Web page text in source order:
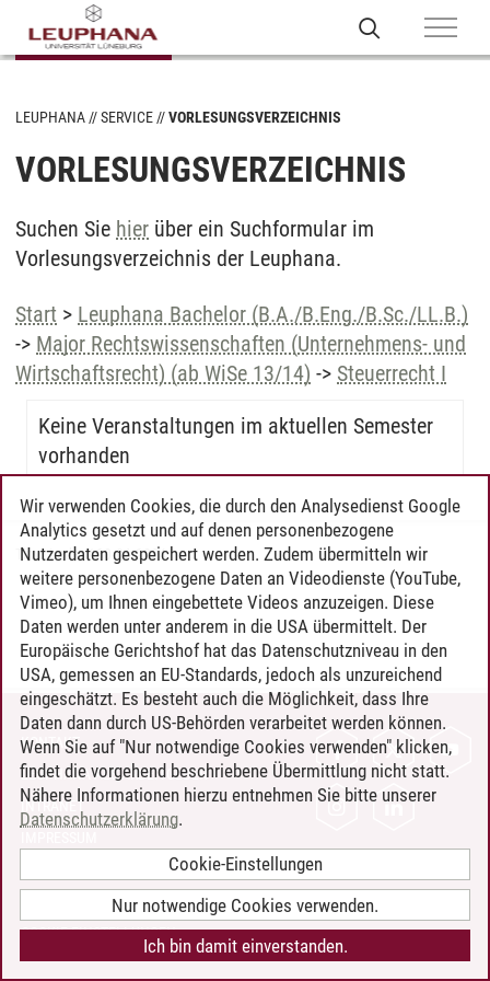
LEUPHANA SERVICE VORLESUNGSVERZEICHNIS
VORLESUNGSVERZEICHNIS
Suchen Sie hier über ein Suchformular im
Vorlesungsverzeichnis der Leuphana.
Start > Leuphana Bachelor (B.A./B.Eng./B.Sc./LL.B.)
-> Major Rechtswissenschaften (Unternehmens- und
Wirtschaftsrecht) (ab WiSe 13/14) -> Steuerrecht I
Keine Veranstaltungen im aktuellen Semester
vorhanden
Timo Leder/30.06.2024
KONTAKT
LEUPHANA ALS ARBEITGEBER
INTRANET
BARRIEREFREIHEIT
COOKIE-EINSTELLUNGEN
Wir verwenden Cookies, die durch den Analysedienst Google
Analytics gesetzt und auf denen personenbezogene
Nutzerdaten gespeichert werden. Zudem übermitteln wir
weitere personenbezogene Daten an Videodienste (YouTube,
Vimeo), um Ihnen eingebettete Videos anzuzeigen. Diese
Daten werden unter anderem in die USA übermittelt. Der
Europäische Gerichtshof hat das Datenschutzniveau in den
USA, gemessen an EU-Standards, jedoch als unzureichend
eingeschätzt. Es besteht auch die Möglichkeit, dass Ihre
Daten dann durch US-Behörden verarbeitet werden können.
Wenn Sie auf "Nur notwendige Cookies verwenden" klicken,
findet die vorgehend beschriebene Übermittlung nicht statt.
Nähere Informationen hierzu entnehmen Sie bitte unserer
Datenschutzerklärung.
Cookie-Einstellungen
Nur notwendige Cookies verwenden.
Ich bin damit einverstanden.